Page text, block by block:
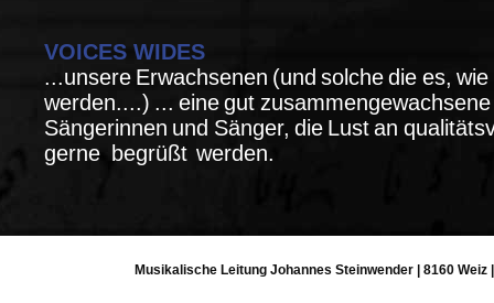
VOICES WIDES
...unsere Erwachsenen (und solche die es, wie
werden....) ... einegut zusammengewachsene
Sängerinnen und Sänger, die Lustan
gerne begrüßt werden.
Musikalische Leitung Johannes Steinwender | 8160 Weiz